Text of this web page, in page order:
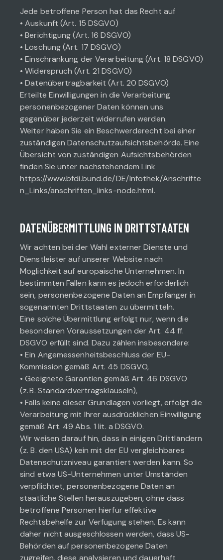
Jede betroffene Person hat das Recht auf
• Auskunft (Art. 15 DSGVO)
• Berichtigung (Art. 16 DSGVO)
• Löschung (Art. 17 DSGVO)
• Einschränkung der Verarbeitung (Art. 18 DSGVO)
• Widerspruch (Art. 21 DSGVO)
• Datenübertragbarkeit (Art. 20 DSGVO)
Erteilte Einwilligungen in die Verarbeitung
personenbezogener Daten können uns
gegenüber jederzeit widerrufen werden.
Weiter haben Sie ein Beschwerderecht bei einer
zuständigen Datenschutzaufsichtsbehörde. Eine
Übersicht von zuständigen Aufsichtsbehörden
finden Sie unter nachstehendem Link
https://www.bfdi.bund.de/DE/Infothek/Anschrifte
n_Links/anschriften_links-node.html.
DATENÜBERMITTLUNG IN DRITTSTAATEN
Wir achten bei der Wahl externer Dienste und
Dienstleister auf unserer Website nach
Möglichkeit auf europäische Unternehmen. In
bestimmten Fällen kann es jedoch erforderlich
sein, personenbezogene Daten an Empfänger in
sogenannten Drittstaaten zu übermitteln.
Eine solche Übermittlung erfolgt nur, wenn die
besonderen Voraussetzungen der Art. 44 ff.
DSGVO erfüllt sind. Dazu zählen insbesondere:
• Ein Angemessenheitsbeschluss der EU-
Kommission gemäß Art. 45 DSGVO,
• Geeignete Garantien gemäß Art. 46 DSGVO
(z. B. Standardvertragsklauseln),
• Falls keine dieser Grundlagen vorliegt, erfolgt die
Verarbeitung mit Ihrer ausdrücklichen Einwilligung
gemäß Art. 49 Abs. 1 lit. a DSGVO.
Wir weisen darauf hin, dass in einigen Drittländern
(z. B. den USA) kein mit der EU vergleichbares
Datenschutzniveau garantiert werden kann. So
sind etwa US-Unternehmen unter Umständen
verpflichtet, personenbezogene Daten an
staatliche Stellen herauszugeben, ohne dass
betroffene Personen hierfür effektive
Rechtsbehelfe zur Verfügung stehen. Es kann
daher nicht ausgeschlossen werden, dass US-
Behörden auf personenbezogene Daten
zugreifen, diese analysieren und dauerhaft